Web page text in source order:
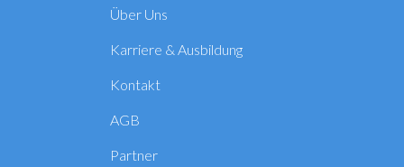
Über Uns
Karriere & Ausbildung
Kontakt
AGB
Partner